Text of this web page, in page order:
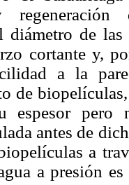
diámetro de
cortante y,
a la
de
espesor
antes de
a
a presión